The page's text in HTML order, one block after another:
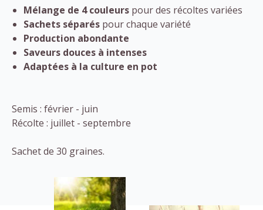
Mélange de 4 couleurs pour des récoltes variées
Sachets séparés pour chaque variété
Production abondante
Saveurs douces à intenses
Adaptées à la culture en pot
Semis : février - juin
Récolte : juillet - septembre
Sachet de 30 graines.